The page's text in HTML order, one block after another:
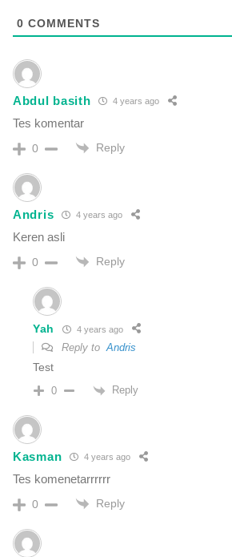
0 COMMENTS
Abdul basith 4 years ago
Tes komentar
0 Reply
Andris 4 years ago
Keren asli
0 Reply
Yah 4 years ago
Reply toAndris
Test
0 Reply
Kasman 4 years ago
Tes komenetarrrrrr
0 Reply